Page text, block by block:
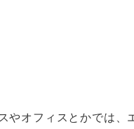
やオフィスとかでは